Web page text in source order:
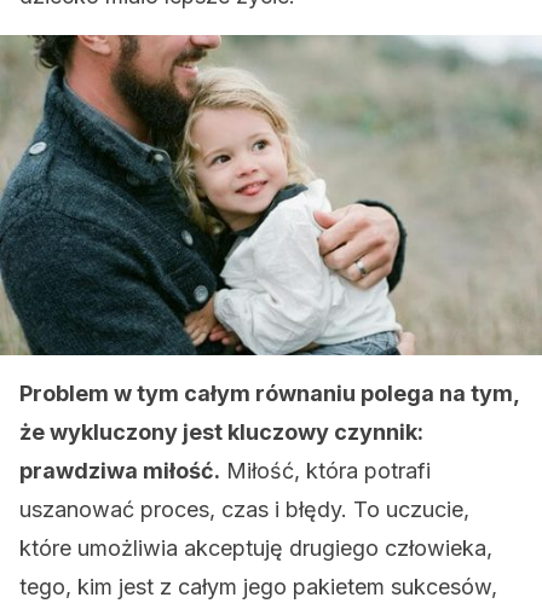
Problem w tym całym równaniu polega na tym,
że wykluczony jest kluczowy czynnik:
prawdziwa miłość. Miłość, która potrafi
uszanować proces, czas i błędy. To uczucie,
które umożliwia akceptuję drugiego człowieka,
tego, kim jest z całym jego pakietem sukcesów,